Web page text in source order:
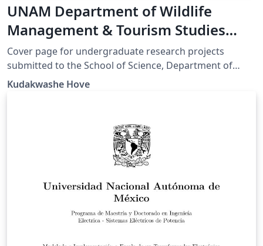
UNAM Department of Wildlife
Management & Tourism Studies
Project Cover page
Cover page for undergraduate research projects
submitted to the School of Science, Department of
Wildlife Management and Tourism Studies, University
Kudakwashe Hove